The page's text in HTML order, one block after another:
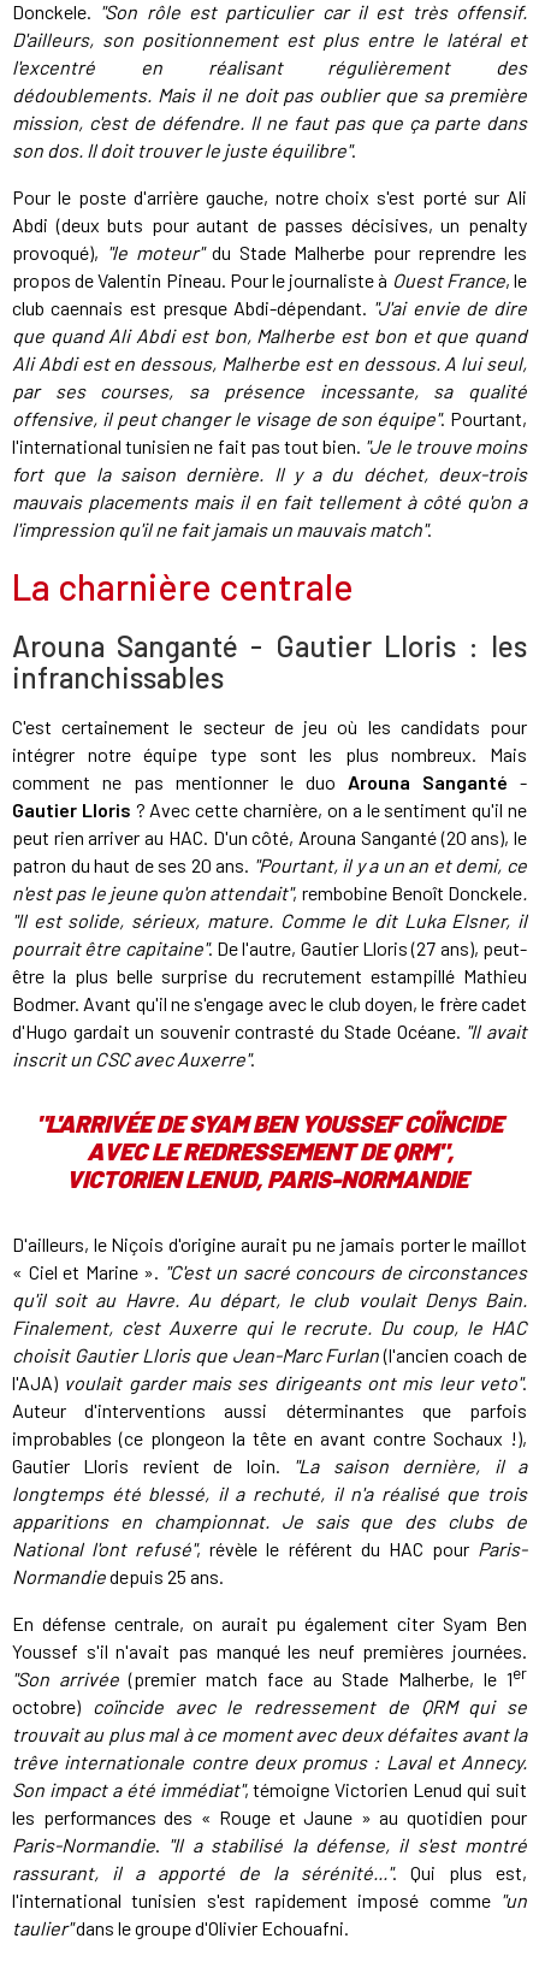
Donckele. "Son rôle est particulier car il est très offensif.
D'ailleurs, son positionnement est plus entre le latéral et
l'excentré en réalisant régulièrement des
dédoublements. Mais il ne doit pas oublier que sa première
mission, c'est de défendre. Il ne faut pas que ça parte dans
son dos. Il doit trouver le juste équilibre".
Pour le poste d'arrière gauche, notre choix s'est porté sur Ali
Abdi (deux buts pour autant de passes décisives, un penalty
provoqué), "le moteur"du Stade Malherbe pour reprendre les
propos de Valentin Pineau. Pour le journaliste à Ouest France, le
club caennais est presque Abdi-dépendant. "J'ai envie de dire
que quand Ali Abdi est bon, Malherbe est bon et que quand
Ali Abdi est en dessous, Malherbe est en dessous. A lui seul,
par ses courses, sa présence incessante, sa qualité
offensive, il peut changer le visage de son équipe". Pourtant,
l'international tunisien ne fait pas tout bien. "Je le trouve moins
fort que la saison dernière. Il y a du déchet, deux-trois
mauvais placements mais il en fait tellement à côté qu'on a
l'impression qu'il ne fait jamais un mauvais match".
La charnière centrale
Arouna Sanganté - Gautier Lloris : les
infranchissables
C'est certainement le secteur de jeu où les candidats pour
intégrer notre équipe type sont les plus nombreux. Mais
comment ne pas mentionner le duo Arouna Sanganté -
Gautier Lloris ? Avec cette charnière, on a le sentiment qu'il ne
peut rien arriver au HAC. D'un côté, Arouna Sanganté (20 ans), le
patron du haut de ses 20 ans. "Pourtant, il y a un an et demi, ce
n'est pas le jeune qu'on attendait", rembobine Benoît Donckele.
"Il est solide, sérieux, mature. Comme le dit Luka Elsner, il
pourrait être capitaine". De l'autre, Gautier Lloris (27 ans), peut-
être la plus belle surprise du recrutement estampillé Mathieu
Bodmer. Avant qu'il ne s'engage avec le club doyen, le frère cadet
d'Hugo gardait un souvenir contrasté du Stade Océane. "Il avait
inscrit un CSC avec Auxerre".
"L'ARRIVÉE DE SYAM BEN YOUSSEF COÏNCIDE
AVEC LE REDRESSEMENT DE QRM",
VICTORIEN LENUD, PARIS-NORMANDIE
D'ailleurs, le Niçois d'origine aurait pu ne jamais porter le maillot
« Ciel et Marine ». "C'est un sacré concours de circonstances
qu'il soit au Havre. Au départ, le club voulait Denys Bain.
Finalement, c'est Auxerre qui le recrute. Du coup, le HAC
choisit Gautier Lloris que Jean-Marc Furlan(l'ancien coach de
l'AJA) voulait garder mais ses dirigeants ont mis leur veto".
Auteur d'interventions aussi déterminantes que parfois
improbables (ce plongeon la tête en avant contre Sochaux !),
Gautier Lloris revient de loin. "La saison dernière, il a
longtemps été blessé, il a rechuté, il n'a réalisé que trois
apparitions en championnat. Je sais que des clubs de
National l'ont refusé", révèle le référent du HAC pour Paris-
Normandiedepuis 25 ans.
En défense centrale, on aurait pu également citer Syam Ben
Youssef s'il n'avait pas manqué les neuf premières journées.
"Son arrivée(premier match face au Stade Malherbe, le 1er
octobre) coïncide avec le redressement de QRM qui se
trouvait au plus mal à ce moment avec deux défaites avant la
trêve internationale contre deux promus : Laval et Annecy.
Son impact a été immédiat", témoigne Victorien Lenud qui suit
les performances des « Rouge et Jaune » au quotidien pour
Paris-Normandie. "Il a stabilisé la défense, il s'est montré
rassurant, il a apporté de la sérénité...". Qui plus est,
l'international tunisien s'est rapidement imposé comme "un
taulier"dans le groupe d'Olivier Echouafni.